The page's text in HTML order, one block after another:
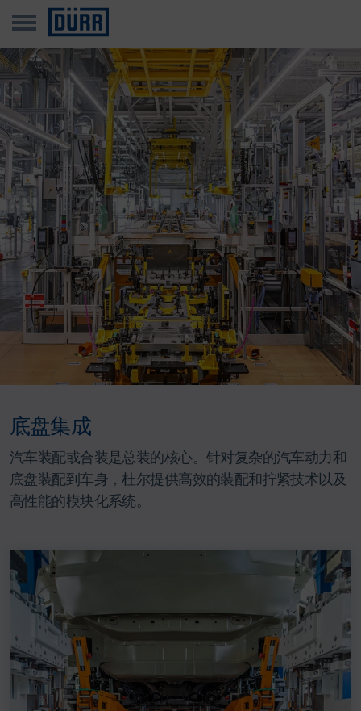
底盘集成
汽车装配或合装是总装的核心。针对复杂的汽车动力和
底盘装配到车身，杜尔提供高效的装配和拧紧技术以及
高性能的模块化系统。